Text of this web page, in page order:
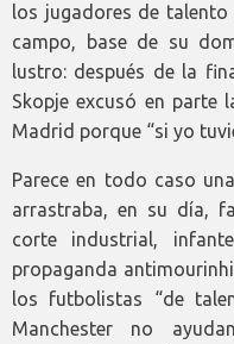
los jugadores de
campo, base de su
lustro: después de la
Skopje excusó en parte
Madrid porque “si yo
Parece en todo caso
arrastraba, en su día,
corte industrial,
propaganda
los futbolistas “de
Manchester no